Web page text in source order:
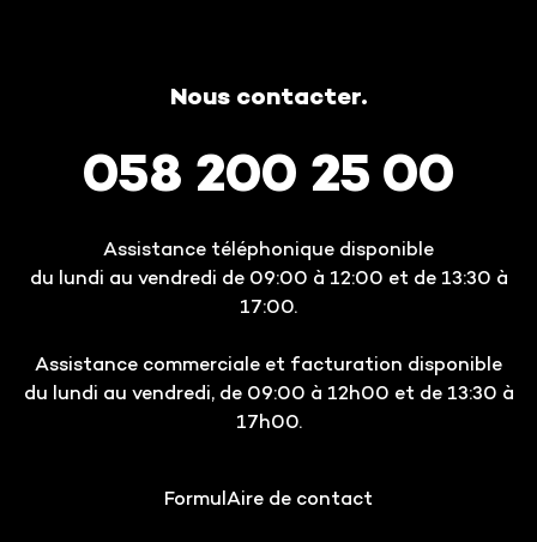
Nous contacter.
058 200 25 00
Assistance téléphonique disponible
du lundi au vendredi de 09:00 à 12:00 et de 13:30 à
17:00.
Assistance commerciale et facturation disponible
du lundi au vendredi, de 09:00 à 12h00 et de 13:30 à
17h00.
FormulAire de contact